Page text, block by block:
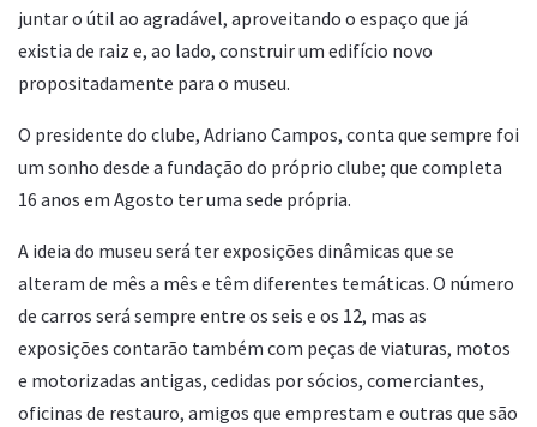
juntar o útil ao agradável, aproveitando o espaço que já
existia de raiz e, ao lado, construir um edifício novo
propositadamente para o museu.
O presidente do clube, Adriano Campos, conta que sempre foi
um sonho desde a fundação do próprio clube; que completa
16 anos em Agosto ter uma sede própria.
A ideia do museu será ter exposições dinâmicas que se
alteram de mês a mês e têm diferentes temáticas. O número
de carros será sempre entre os seis e os 12, mas as
exposições contarão também com peças de viaturas, motos
e motorizadas antigas, cedidas por sócios, comerciantes,
oficinas de restauro, amigos que emprestam e outras que são